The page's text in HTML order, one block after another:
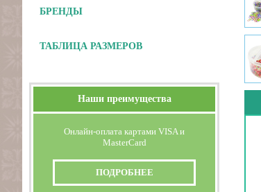
БРЕНДЫ
ТАБЛИЦА РАЗМЕРОВ
Наши преимущества
Онлайн-оплата картами VISA и
MasterCard
ПОДРОБНЕЕ